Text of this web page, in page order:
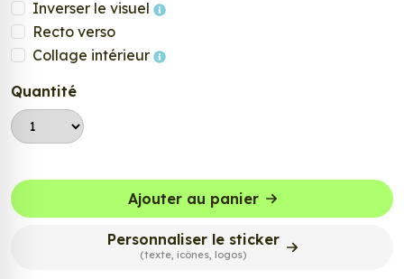
Inverser le visuel
Recto verso
Collage intérieur
Quantité
Ajouter au panier
Personnaliser le sticker
(texte, icônes, logos)